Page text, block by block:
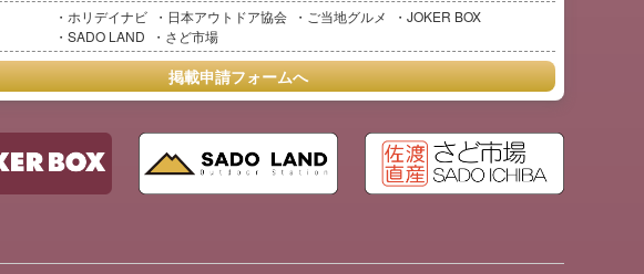
ホリデイナビ 日本アウトドア協会 ご当地グルメ
JOKER BOX
SADO LAND
さど市場
掲載申請フォームへ